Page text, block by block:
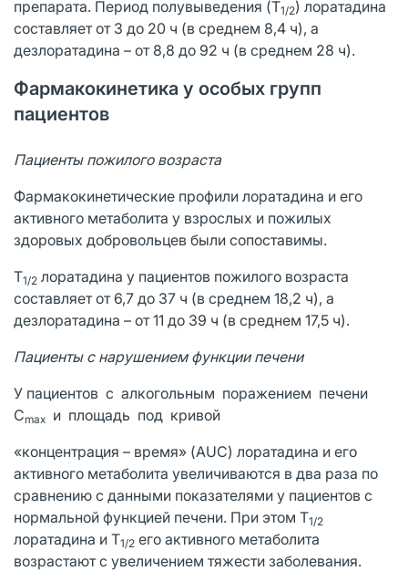
препарата. Период полувыведения (T1/2) лоратадина
составляет от 3 до 20 ч (в среднем 8,4 ч), а
дезлоратадина – от 8,8 до 92 ч (в среднем 28 ч).
Фармакокинетика у особых групп
пациентов
Пациенты пожилого возраста
Фармакокинетические профили лоратадина и его
активного метаболита у взрослых и пожилых
здоровых добровольцев были сопоставимы.
T1/2 лоратадина у пациентов пожилого возраста
составляет от 6,7 до 37 ч (в среднем 18,2 ч), а
дезлоратадина – от 11 до 39 ч (в среднем 17,5 ч).
Пациенты с нарушением функции печени
У пациентов с алкогольным поражением печени
Cmax и площадь под кривой
«концентрация – время» (AUC) лоратадина и его
активного метаболита увеличиваются в два раза по
сравнению с данными показателями у пациентов с
нормальной функцией печени. При этом T1/2
лоратадина и T1/2 его активного метаболита
возрастают с увеличением тяжести заболевания.